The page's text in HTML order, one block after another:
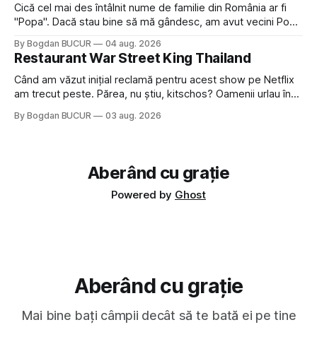
Cică cel mai des întâlnit nume de familie din România ar fi
"Popa". Dacă stau bine să mă gândesc, am avut vecini Popa
Dexonline spune de etimologia termenului de popă că ar
veni din slava veche, popŭ,
By Bogdan BUCUR 04 aug. 2026
Restaurant War Street King Thailand
Când am văzut inițial reclamă pentru acest show pe Netflix
am trecut peste. Părea, nu știu, kitschos? Oamenii urlau în
fine dining din alte show-uri... așa că am zis pas. Apoi ceva,
By Bogdan BUCUR 03 aug. 2026
Aberând cu grație
Powered by Ghost
Aberând cu grație
Mai bine bați câmpii decât să te bată ei pe tine